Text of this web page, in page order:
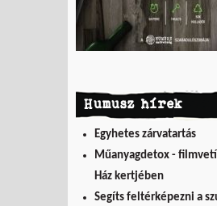
Humusz hírek
Egyhetes zárvatartás
Műanyagdetox -
Ház kertjében
Segíts feltérképezni a